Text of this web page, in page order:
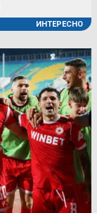
ИНТЕРЕСНО